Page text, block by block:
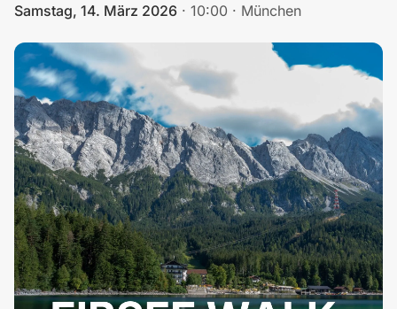
Samstag, 14. März 2026 · 10:00 · München